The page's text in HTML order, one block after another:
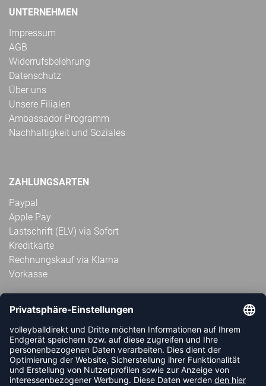
UNTERNEHMEN
Impressum
AGB
Widerrufsbelehrung
Datenschutz
Über uns
Unsere Filialen
Ambassador Programm
Nachhaltigkeit und Soziales
ZAHLUNGSARTEN
Paypal
Apple Pay
Lastschrift (ELV) via Sofort
Kreditkarte
Rechnungskauf via Klarna
Vorkasse
ABONNIERE JETZT DEN KOSTENLOSEN
VOLLEYBALLDIREKT-NEWSLETTER UND VERPASSE KEINE
NEUIGKEIT ODER AKTION MEHR.
JETZT ANMELDEN